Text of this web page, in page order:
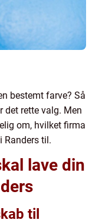
bestemt farve? Så
det rette valg. Men
om, hvilket firma
Randers til.
lave din
til